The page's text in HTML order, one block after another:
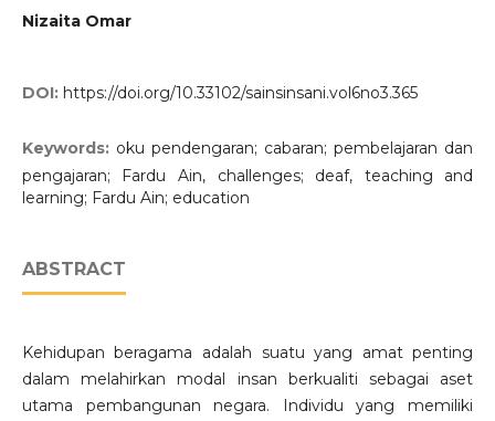
Nizaita Omar
DOI: https://doi.org/10.33102/sainsinsani.vol6no3.365
Keywords: oku pendengaran; cabaran; pembelajaran dan
pengajaran; Fardu Ain, challenges; deaf, teaching and
learning; Fardu Ain; education
ABSTRACT
Kehidupan beragama adalah suatu yang amat penting
dalam melahirkan modal insan berkualiti sebagai aset
utama pembangunan negara. Individu yang memiliki